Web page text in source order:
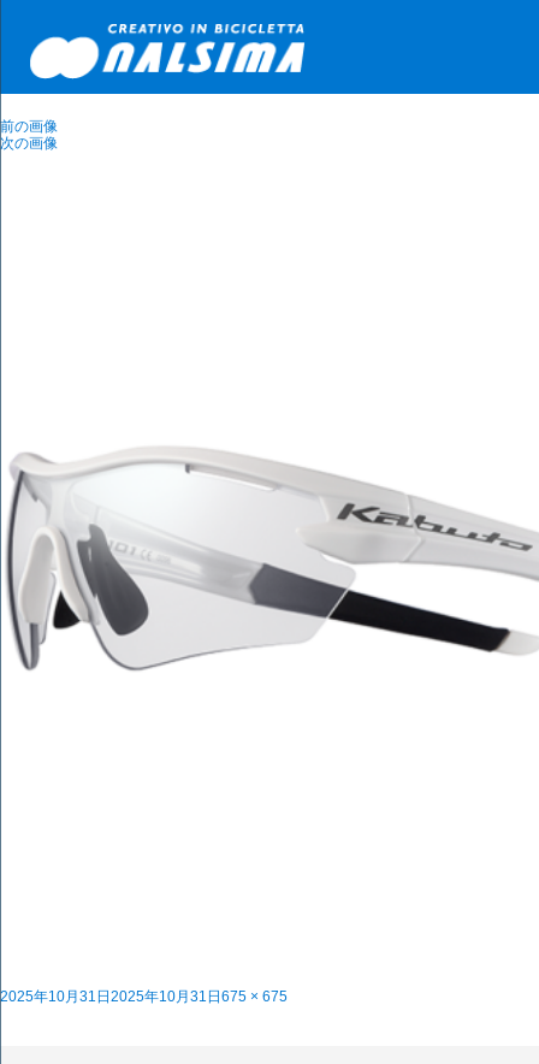
前の画像
次の画像
投
2025年10月31日 2025年10月31日 フ
675 × 675